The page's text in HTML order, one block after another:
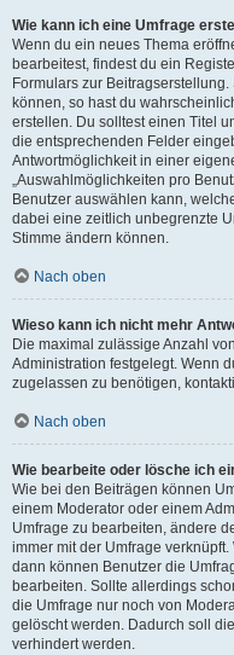
Wie kann ich eine Umfrage
Wenn du ein neues Thema
bearbeitest, findest du ein
Formulars zur
können, so hast du
erstellen. Du solltest einen Titel
die entsprechenden Felder
Antwortmöglichkeit in einer
„Auswahlmöglichkeiten pro
Benutzer auswählen kann,
dabei eine zeitlich unbegrenzte
Stimme ändern können.
Nach oben
Wieso kann ich nicht mehr
Die maximal zulässige Anzahl
Administration festgelegt. Wenn
zugelassen zu benötigen,
Nach oben
Wie bearbeite oder lösche ich
Wie bei den Beiträgen können
einem Moderator oder einem
Umfrage zu bearbeiten, ändere
immer mit der Umfrage
dann können Benutzer die
bearbeiten. Sollte allerdings
die Umfrage nur noch von
gelöscht werden. Dadurch soll
verhindert werden.